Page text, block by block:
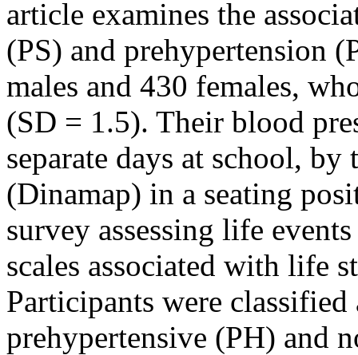
article examines the
(PS) and prehypertension
males and 430 females,
(SD = 1.5). Their blood
separate days at school,
(Dinamap) in a seating
survey assessing life
scales associated with life
Participants were
prehypertensive (PH) and